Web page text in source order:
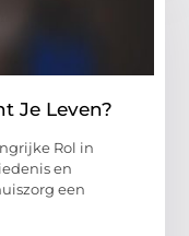
Je Leven?
Rol in
en
een